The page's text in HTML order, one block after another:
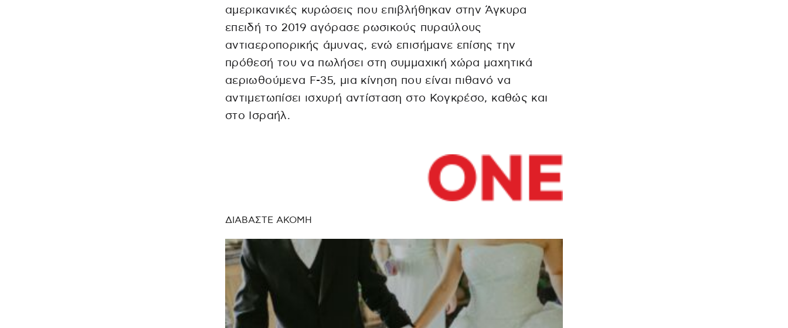
αμερικανικές κυρώσεις που επιβλήθηκαν στην Άγκυρα
επειδή το 2019 αγόρασε ρωσικούς πυραύλους
αντιαεροπορικής άμυνας, ενώ επισήμανε επίσης την
πρόθεσή του να πωλήσει στη συμμαχική χώρα μαχητικά
αεριωθούμενα F-35, μια κίνηση που είναι πιθανό να
αντιμετωπίσει ισχυρή αντίσταση στο Κογκρέσο, καθώς και
στο Ισραήλ.
ΔΙΑΒΑΣΤΕ ΑΚΟΜΗ